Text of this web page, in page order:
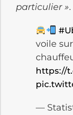
particulier ».
voile
https://
—